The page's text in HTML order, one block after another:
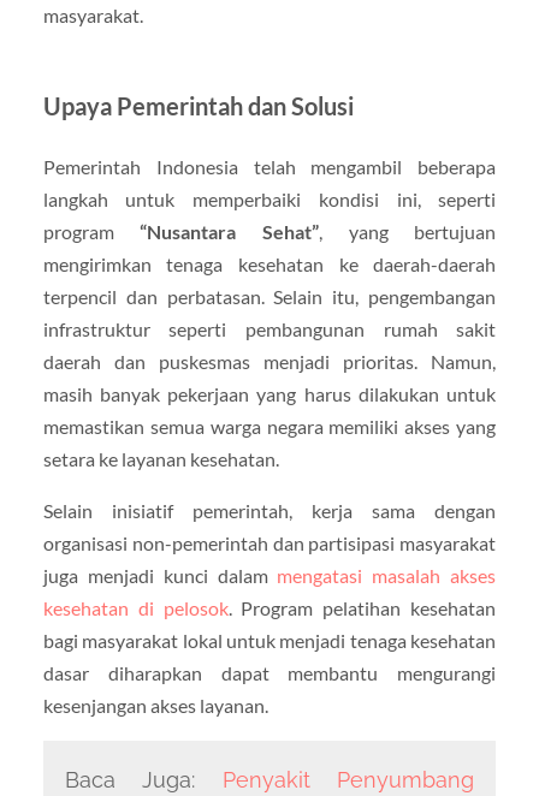
masyarakat.
Upaya Pemerintah dan Solusi
Pemerintah Indonesia telah mengambil beberapa
langkah untuk memperbaiki kondisi ini, seperti
program“Nusantara Sehat”, yang bertujuan
mengirimkan tenaga kesehatan ke daerah-daerah
terpencil dan perbatasan. Selain itu, pengembangan
infrastruktur seperti pembangunan rumah sakit
daerah dan puskesmas menjadi prioritas. Namun,
masih banyak pekerjaan yang harus dilakukan untuk
memastikan semua warga negara memiliki akses yang
setara ke layanan kesehatan.
Selain inisiatif pemerintah, kerja sama dengan
organisasi non-pemerintah dan partisipasi masyarakat
juga menjadi kunci dalam mengatasi masalah akses
kesehatan di pelosok. Program pelatihan kesehatan
bagi masyarakat lokal untuk menjadi tenaga kesehatan
dasar diharapkan dapat membantu mengurangi
kesenjangan akses layanan.
Baca Juga: Penyakit Penyumbang